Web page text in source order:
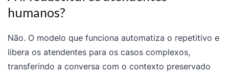
humanos?
Não. O modelo que funciona automatiza o repetitivo e
libera os atendentes para os casos complexos,
transferindo a conversa com o contexto preservado